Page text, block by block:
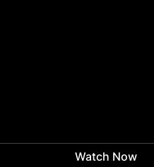
Watch Now